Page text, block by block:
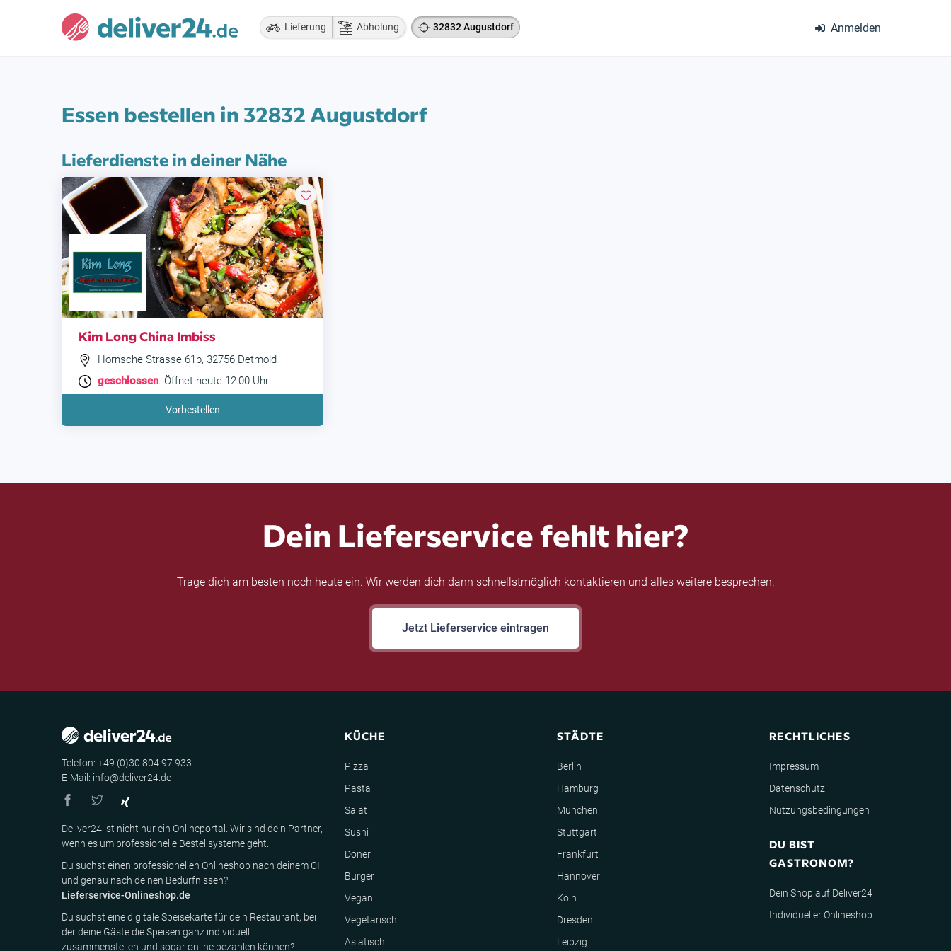
Anmelden
Lieferung Abholung 32832 Augustdorf
Essen bestellen in 32832 Augustdorf
Lieferdienste in deiner Nähe
Kim Long China Imbiss
Hornsche Strasse 61b, 32756 Detmold
geschlossen. Öffnet heute 12:00 Uhr
Vorbestellen
Dein Lieferservice fehlt hier?
Trage dich am besten noch heute ein. Wir werden dich dann schnellstmöglich kontaktieren und alles weitere besprechen.
Jetzt Lieferservice eintragen
Telefon: +49 (0)30 804 97 933
E-Mail: info@deliver24.de
Deliver24 ist nicht nur ein Onlineportal. Wir sind dein Partner,
wenn es um professionelle Bestellsysteme geht.
Du suchst einen professionellen Onlineshop nach deinem CI
und genau nach deinen Bedürfnissen?
Lieferservice-Onlineshop.de
Du suchst eine digitale Speisekarte für dein Restaurant, bei
der deine Gäste die Speisen ganz individuell
zusammenstellen und sogar online bezahlen können?
KÜCHE
Pizza
Pasta
Salat
Sushi
Döner
Burger
Vegan
Vegetarisch
Asiatisch
STÄDTE
Berlin
Hamburg
München
Stuttgart
Frankfurt
Hannover
Köln
Dresden
Leipzig
RECHTLICHES
Impressum
Datenschutz
Nutzungsbedingungen
DU BIST
GASTRONOM?
Dein Shop auf Deliver24
Individueller Onlineshop